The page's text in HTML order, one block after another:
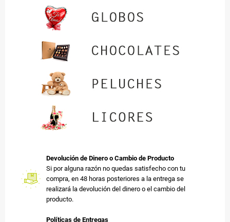
Devolución de Dinero o Cambio de Producto
Si por alguna razón no quedas satisfecho con tu
compra, en 48 horas posteriores a la entrega se
realizará la devolución del dinero o el cambio del
producto.
Políticas de Entregas